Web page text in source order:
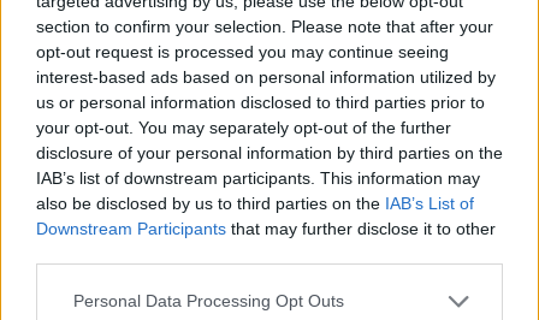
section to confirm your selection. Please note that after your
opt-out request is processed you may continue seeing
interest-based ads based on personal information utilized by
us or personal information disclosed to third parties prior to
your opt-out. You may separately opt-out of the further
disclosure of your personal information by third parties on the
IAB’s list of downstream participants. This information may
also be disclosed by us to third parties on the IAB’s List of
Downstream Participants that may further disclose it to other
Personal Data Processing Opt Outs
redakčního fotografa, takže fotobanka je spíš vedlejším výsledkem
naší ostatní práce. I tak ale věříme, že se vám bude líbit a časem do
ní možná i sami nějakým snímkem přispějete. Jak na tose dozvíte
tady.
Září 2011 na Ekolistu: Ochlupení bližní a spousta
dalšího čtení
3.10.2011
Milé čtenářky a milí čtenáři,
denní teploty máme sice stále letní, podzim už je ale nezadržitelně
tady. Září minulo, tak se podívejme, čemu jsme se na Ekolistu
věnovali.
Srpen 2011: Nejen Šumavou živ je čtenář Ekolistu